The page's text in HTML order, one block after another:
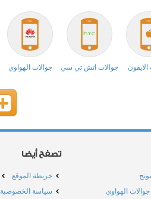
جوالات اتش تي سي جوالات الهواوي
جوالات الهواوي
تصفح أيضا
خريطة الموقع
سياسة الخصوصية